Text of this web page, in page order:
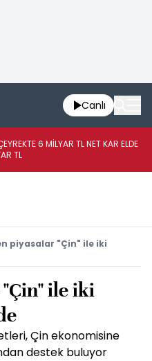
Canlı
6 MİLYAR TL NET KAR ELDE
TL
piyasalar "Çin" ile iki
ile iki
Çin ekonomisine
destek buluyor